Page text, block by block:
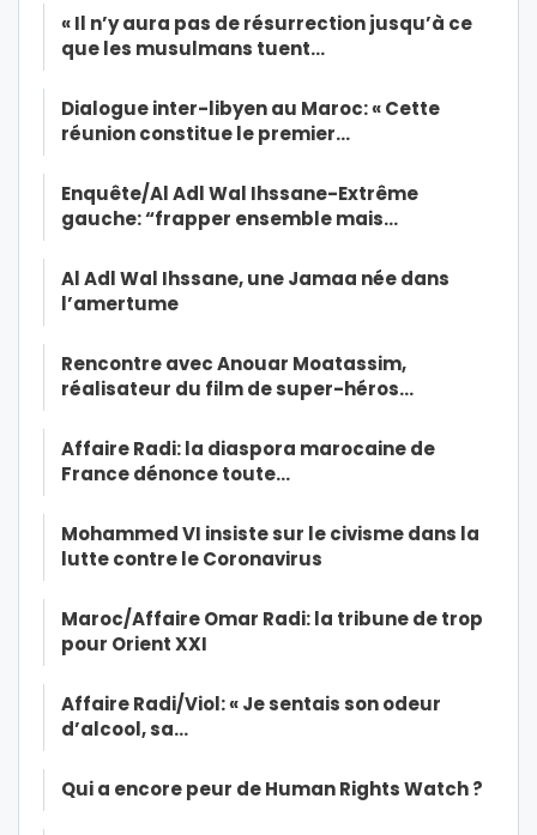
« Il n’y aura pas de résurrection jusqu’à ce
que les musulmans tuent…
Dialogue inter-libyen au Maroc: « Cette
réunion constitue le premier…
Enquête/Al Adl Wal Ihssane-Extrême
gauche: “frapper ensemble mais…
Al Adl Wal Ihssane, une Jamaa née dans
l’amertume
Rencontre avec Anouar Moatassim,
réalisateur du film de super-héros…
Affaire Radi: la diaspora marocaine de
France dénonce toute…
Mohammed VI insiste sur le civisme dans la
lutte contre le Coronavirus
Maroc/Affaire Omar Radi: la tribune de trop
pour Orient XXI
Affaire Radi/Viol: « Je sentais son odeur
d’alcool, sa…
Qui a encore peur de Human Rights Watch ?